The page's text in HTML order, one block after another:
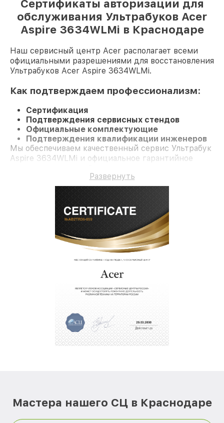
Сертификаты авторизации для
обслуживания Ультрабуков Acer
Aspire 3634WLMi в Краснодаре
Наш сервисный центр Acer располагает всеми
официальными разрешениями для восстановления
Ультрабуков Acer Aspire 3634WLMi.
Как подтверждаем профессионализм:
Сертификация
Подтверждения сервисных стендов
Официальные комплектующие
Подтверждения квалификации инженеров
Мы обеспечиваем качественный сервис Ультрабук
Aspire 3634WLMi и официальное гарантийное
Развернуть
Мастера нашего СЦ в Краснодаре